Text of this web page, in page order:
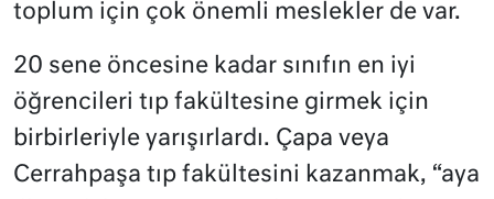
toplum için çok önemli meslekler de var.
20 sene öncesine kadar sınıfın en iyi
öğrencileri tıp fakültesine girmek için
birbirleriyle yarışırlardı. Çapa veya
Cerrahpaşa tıp fakültesini kazanmak, “aya